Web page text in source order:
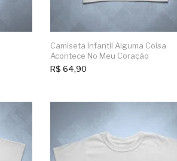
Camiseta Infantil Alguma Coisa
Acontece No Meu Coração
R$ 64,90